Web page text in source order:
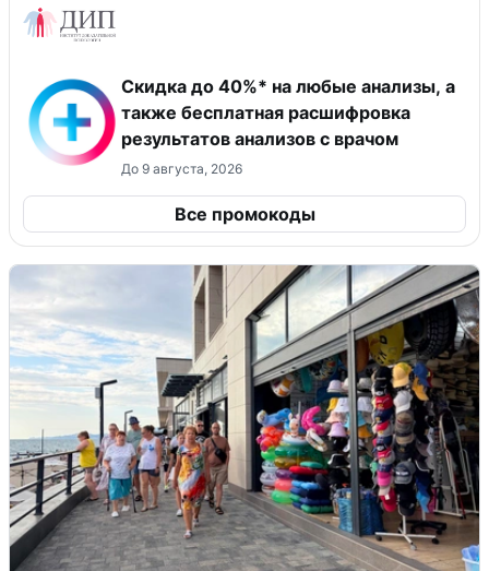
Скидка до 40%* на любые анализы, а
также бесплатная расшифровка
результатов анализов с врачом
До 9 августа, 2026
Все промокоды